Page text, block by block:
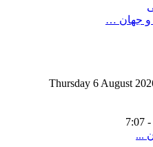
و جهان …
...